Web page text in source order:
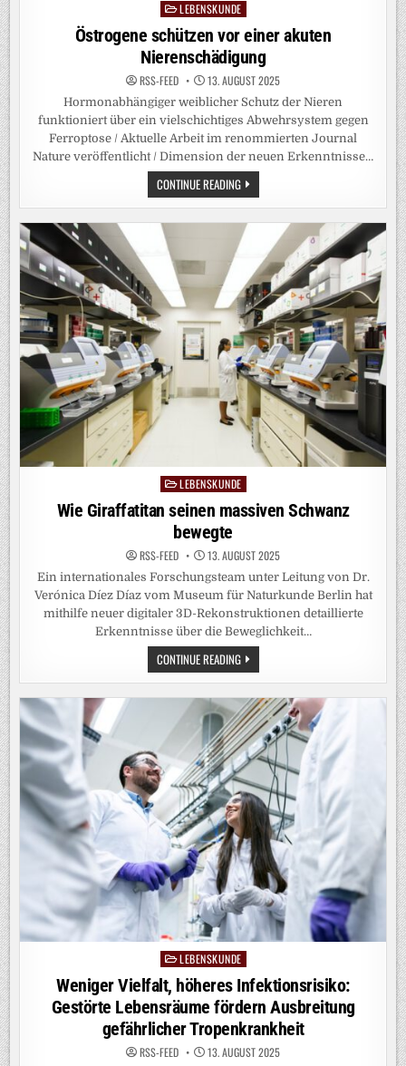
Posted
in
LEBENSKUNDE
Östrogene schützen vor einer akuten
Nierenschädigung
RSS-FEED 13. AUGUST 2025
Hormonabhängiger weiblicher Schutz der Nieren
funktioniert über ein vielschichtiges Abwehrsystem gegen
Ferroptose / Aktuelle Arbeit im renommierten Journal
Nature veröffentlicht / Dimension der neuen Erkenntnisse…
CONTINUE READINGÖSTROGENE
SCHÜTZEN
VOR
EINER
AKUTEN
NIERENSCHÄDIGUNG
PostedLEBENSKUNDE
Wie Giraffatitan seinen massiven Schwanz
bewegte
RSS-FEED 13. AUGUST 2025
Ein internationales Forschungsteam unter Leitung von Dr.
Verónica Díez Díaz vom Museum für Naturkunde Berlin hat
mithilfe neuer digitaler 3D-Rekonstruktionen detaillierte
Erkenntnisse über die Beweglichkeit…
CONTINUE READINGWIE
GIRAFFATITAN
SEINEN
MASSIVEN
SCHWANZ
BEWEGTE
Posted
in
LEBENSKUNDE
Weniger Vielfalt, höheres Infektionsrisiko:
Gestörte Lebensräume fördern Ausbreitung
gefährlicher Tropenkrankheit
RSS-FEED 13. AUGUST 2025